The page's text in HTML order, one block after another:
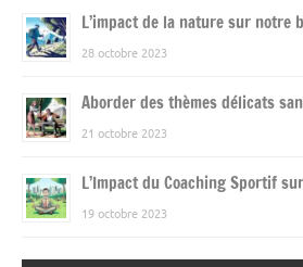
L’impact de la nature sur notre
28 octobre 2023
Aborder des thèmes délicats
21 octobre 2023
L’Impact du Coaching Sportif
19 octobre 2023